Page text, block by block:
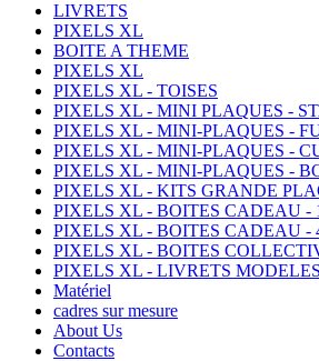
LIVRETS
PIXELS XL
BOITE A THEME
PIXELS XL
PIXELS XL - TOISES
PIXELS XL - MINI PLAQUES -
PIXELS XL - MINI-PLAQUES -
PIXELS XL - MINI-PLAQUES -
PIXELS XL - MINI-PLAQUES -
PIXELS XL - KITS GRANDE
PIXELS XL - BOITES CADEAU -
PIXELS XL - BOITES CADEAU -
PIXELS XL - BOITES
PIXELS XL - LIVRETS MODELES
Matériel
cadres sur mesure
About Us
Contacts